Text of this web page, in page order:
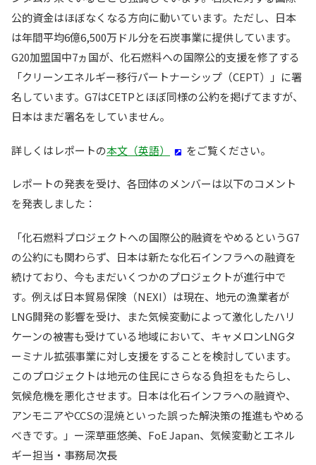
公的資金はほぼなくなる方向に動いています。ただし、日本
は年間平均6億6,500万ドル分を石炭事業に提供しています。
G20加盟国中7ヵ国が、化石燃料への国際公的支援を修了する
「クリーンエネルギー移行パートナーシップ（CEPT）」に署
名しています。G7はCETPとほぼ同様の公約を掲げてますが、
日本はまだ署名をしていません。
詳しくはレポートの本文（英語） をご覧ください。
レポートの発表を受け、各団体のメンバーは以下のコメント
を発表しました：
「化石燃料プロジェクトへの国際公的融資をやめるというG7
の公約にも関わらず、日本は新たな化石インフラへの融資を
続けており、今もまだいくつかのプロジェクトが進行中で
す。例えば日本貿易保険（NEXI）は現在、地元の漁業者が
LNG開発の影響を受け、また気候変動によって激化したハリ
ケーンの被害も受けている地域において、キャメロンLNGタ
ーミナル拡張事業に対し支援をすることを検討しています。
このプロジェクトは地元の住民にさらなる負担をもたらし、
気候危機を悪化させます。日本は化石インフラへの融資や、
アンモニアやCCSの混焼といった誤った解決策の推進もやめる
べきです。」ー深草亜悠美、FoE Japan、気候変動とエネル
ギー担当・事務局次長